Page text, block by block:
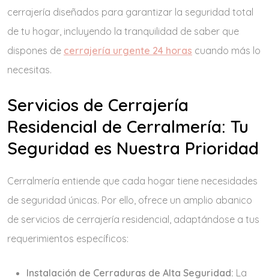
cerrajería diseñados para garantizar la seguridad total
de tu hogar, incluyendo la tranquilidad de saber que
dispones de cerrajería urgente 24 horas cuando más lo
necesitas.
Servicios de Cerrajería
Residencial de Cerralmería: Tu
Seguridad es Nuestra Prioridad
Cerralmería entiende que cada hogar tiene necesidades
de seguridad únicas. Por ello, ofrece un amplio abanico
de servicios de cerrajería residencial, adaptándose a tus
requerimientos específicos:
Instalación de Cerraduras de Alta Seguridad: La